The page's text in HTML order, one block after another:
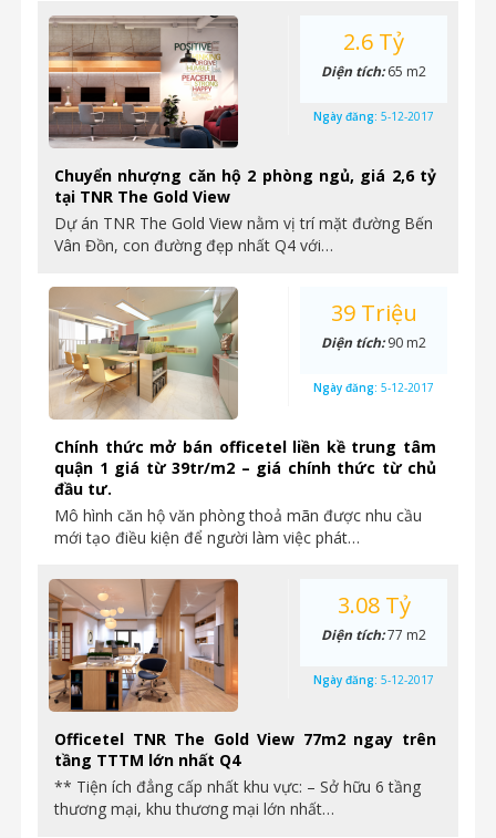
Chuyển nhượng căn hộ 2 phòng ngủ, giá 2,6 tỷ
tại TNR The Gold View
Dự án TNR The Gold View nằm vị trí mặt đường Bến
Vân Đồn, con đường đẹp nhất Q4 với…
2.6 Tỷ
Diện tích:65 m2
Ngày đăng: 5-12-2017
Chính thức mở bán officetel liền kề trung tâm
quận 1 giá từ 39tr/m2 – giá chính thức từ chủ
đầu tư.
Mô hình căn hộ văn phòng thoả mãn được nhu cầu
mới tạo điều kiện để người làm việc phát…
39 Triệu
Diện tích:90 m2
Ngày đăng: 5-12-2017
Officetel TNR The Gold View 77m2 ngay trên
tầng TTTM lớn nhất Q4
** Tiện ích đẳng cấp nhất khu vực: – Sở hữu 6 tầng
thương mại, khu thương mại lớn nhất…
3.08 Tỷ
Diện tích:77 m2
Ngày đăng: 5-12-2017